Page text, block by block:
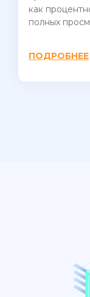
как
полных
ПОДРОБНЕЕ